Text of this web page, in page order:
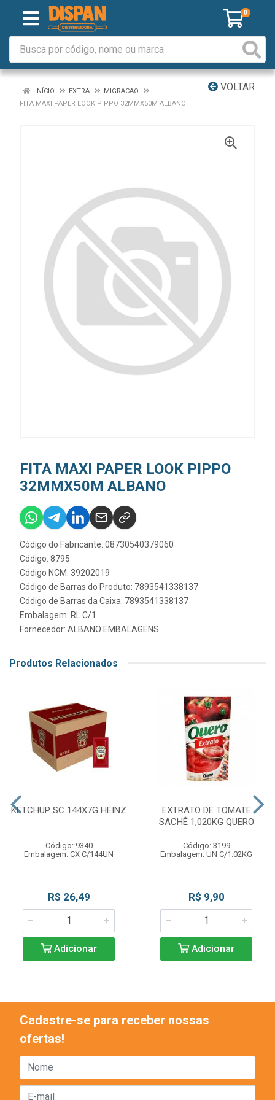
0
VOLTAR
INÍCIO EXTRA
MIGRACAO
FITA MAXI PAPER LOOK PIPPO 32MMX50M ALBANO
FITA MAXI PAPER LOOK PIPPO
32MMX50M ALBANO
Código do Fabricante: 08730540379060
Código: 8795
Código NCM: 39202019
Código de Barras do Produto: 7893541338137
Código de Barras da Caixa: 7893541338137
Embalagem: RL C/1
Fornecedor: ALBANO EMBALAGENS
Produtos Relacionados
KETCHUP SC 144X7G HEINZ
Código: 9340
Embalagem: CX C/144UN
R$ 26,49
Adicionar
EXTRATO DE TOMATE
SACHÊ 1,020KG QUERO
Código: 3199
Embalagem: UN C/1.02KG
R$ 9,90
Adicionar
Cadastre-se para receber nossas
ofertas!